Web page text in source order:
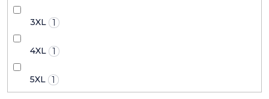
3XL 1
4XL 1
5XL 1